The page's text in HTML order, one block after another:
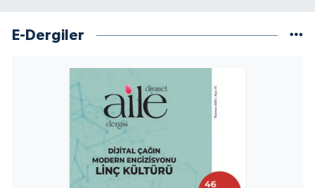
E-Dergiler
Siirt Müftülüğü
Sinop Müftülüğü
Sivas Müftülüğü